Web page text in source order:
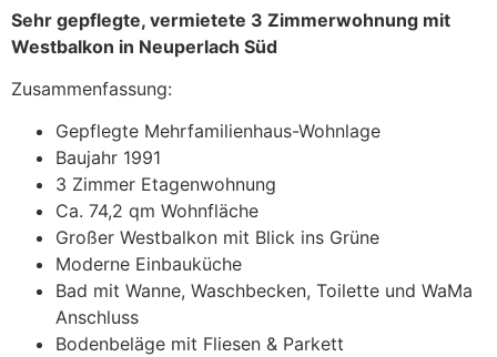
Sehr gepflegte, vermietete 3 Zimmerwohnung mit
Westbalkon in Neuperlach Süd
Zusammenfassung:
Gepflegte Mehrfamilienhaus-Wohnlage
Baujahr 1991
3 Zimmer Etagenwohnung
Ca. 74,2 qm Wohnfläche
Großer Westbalkon mit Blick ins Grüne
Moderne Einbauküche
Bad mit Wanne, Waschbecken, Toilette und WaMa
Anschluss
Bodenbeläge mit Fliesen & Parkett